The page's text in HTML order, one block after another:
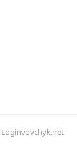
Loginvovchyk.net